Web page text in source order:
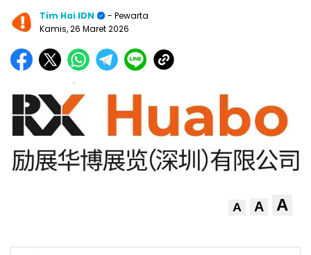
Tim Hai IDN
- Pewarta
Kamis, 26 Maret 2026
A A A